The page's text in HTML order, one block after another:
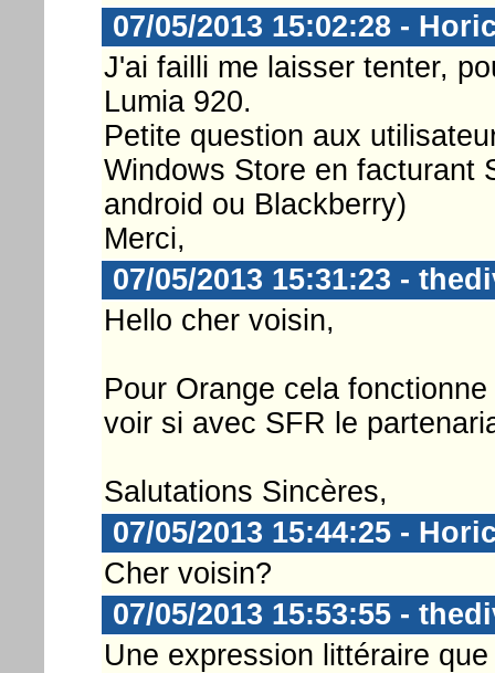
07/05/2013 15:02:28 -
J'ai failli me laisser tenter,
Lumia 920.
Petite question aux
Windows Store en facturant
android ou Blackberry)
Merci,
07/05/2013 15:31:23 -
Hello cher voisin,
Pour Orange cela
voir si avec SFR le
Salutations Sincères,
07/05/2013 15:44:25 -
Cher voisin?
07/05/2013 15:53:55 -
Une expression littéraire